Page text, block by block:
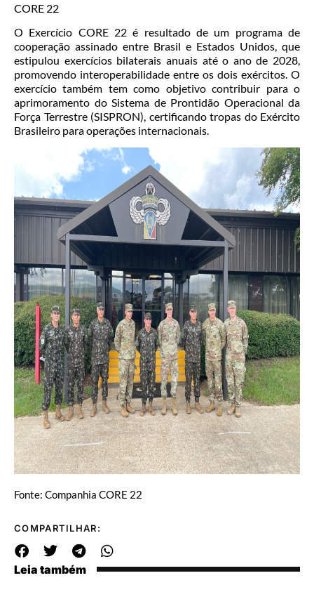
CORE 22
O Exercício CORE 22 é resultado de um programa de
cooperação assinado entre Brasil e Estados Unidos, que
estipulou exercícios bilaterais anuais até o ano de 2028,
promovendo interoperabilidade entre os dois exércitos. O
exercício também tem como objetivo contribuir para o
aprimoramento do Sistema de Prontidão Operacional da
Força Terrestre (SISPRON), certificando tropas do Exército
Brasileiro para operações internacionais.
Fonte: Companhia CORE 22
COMPARTILHAR:
Leia também